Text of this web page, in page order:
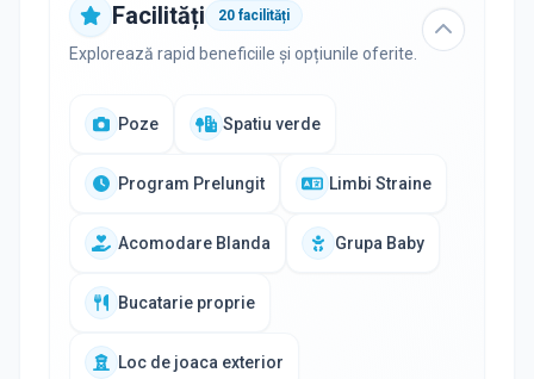
Facilități 20 facilități
Explorează rapid beneficiile și opțiunile oferite.
Poze Spatiu verde
Program Prelungit Limbi Straine
Acomodare Blanda Grupa Baby
Bucatarie proprie
Loc de joaca exterior